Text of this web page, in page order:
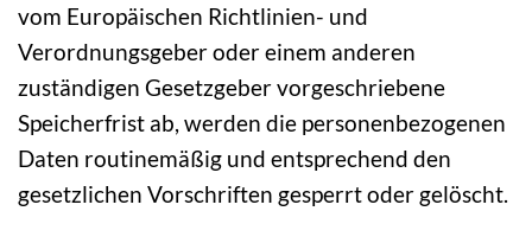
vom Europäischen Richtlinien- und
Verordnungsgeber oder einem anderen
zuständigen Gesetzgeber vorgeschriebene
Speicherfrist ab, werden die personenbezogenen
Daten routinemäßig und entsprechend den
gesetzlichen Vorschriften gesperrt oder gelöscht.